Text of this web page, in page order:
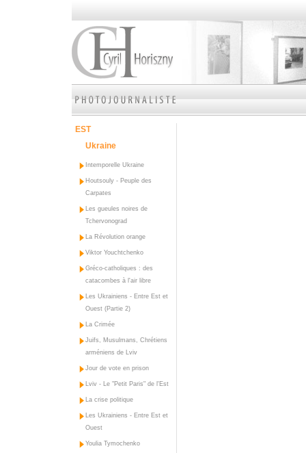
EST
Ukraine
Intemporelle Ukraine
Houtsouly - Peuple des
Carpates
Les gueules noires de
Tchervonograd
La Révolution orange
Viktor Youchtchenko
Gréco-catholiques : des
catacombes à l'air libre
Les Ukrainiens - Entre Est et
Ouest (Partie 2)
La Crimée
Juifs, Musulmans, Chrétiens
arméniens de Lviv
Jour de vote en prison
Lviv - Le "Petit Paris" de l'Est
La crise politique
Les Ukrainiens - Entre Est et
Ouest
Youlia Tymochenko